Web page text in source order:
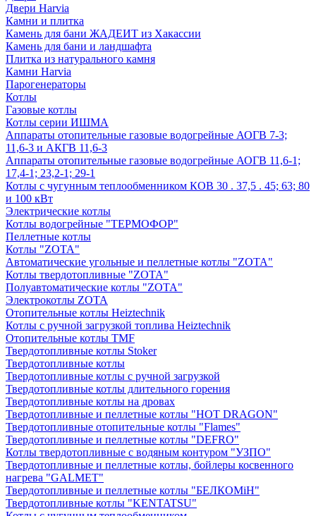
Двери Harvia
Камни и плитка
Камень для бани ЖАДЕИТ из Хакассии
Камень для бани и ландшафта
Плитка из натурального камня
Камни Harvia
Парогенераторы
Котлы
Газовые котлы
Котлы серии ИШМА
Аппараты отопительные газовые водогрейные АОГВ 7-3;
11,6-3 и АКГВ 11,6-3
Аппараты отопительные газовые водогрейные АОГВ 11,6-1;
17,4-1; 23,2-1; 29-1
Котлы с чугунным теплообменником КОВ 30 . 37,5 . 45; 63; 80
и 100 кВт
Электрические котлы
Котлы водогрейные "ТЕРМОФОР"
Пеллетные котлы
Котлы "ZOTA"
Автоматические угольные и пеллетные котлы "ZOTA"
Котлы твердотопливные "ZOTA"
Полуавтоматические котлы "ZOTA"
Электрокотлы ZOTA
Отопительные котлы Heiztechnik
Котлы с ручной загрузкой топлива Heiztechnik
Отопительные котлы TMF
Твердотопливные котлы Stoker
Твердотопливные котлы
Твердотопливные котлы с ручной загрузкой
Твердотопливные котлы длительного горения
Твердотопливные котлы на дровах
Твердотопливные и пеллетные котлы "HOT DRAGON"
Твердотопливные отопительные котлы "Flames"
Твердотопливные и пеллетные котлы "DEFRO"
Котлы твердотопливные с водяным контуром "УЗПО"
Твердотопливные и пеллетные котлы, бойлеры косвенного
нагрева "GALMET"
Твердотопливные и пеллетные котлы "БЕЛКОМiН"
Твердотопливные котлы "KENTATSU"